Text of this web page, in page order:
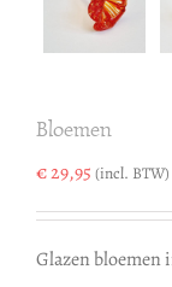
Bloemen
€29,95 (incl. BTW)
Glazen bloemen